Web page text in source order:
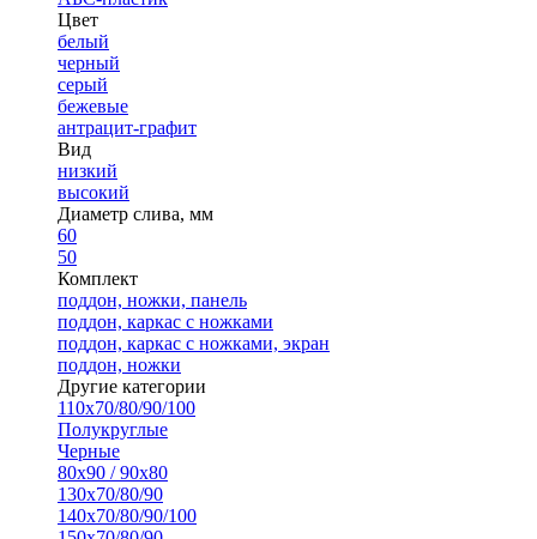
Цвет
белый
черный
серый
бежевые
антрацит-графит
Вид
низкий
высокий
Диаметр слива, мм
60
50
Комплект
поддон, ножки, панель
поддон, каркас с ножками
поддон, каркас с ножками, экран
поддон, ножки
Другие категории
110х70/80/90/100
Полукруглые
Черные
80х90 / 90х80
130х70/80/90
140х70/80/90/100